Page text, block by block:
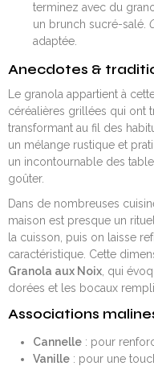
terminez avec du
un brunch sucré-salé.
adaptée.
Anecdotes &
Le granola appartient à
céréalières grillées qui ont
transformant au fil des
un mélange rustique et
un incontournable des
goûter.
Dans de nombreuses
maison est presque un
la cuisson, puis on laisse
caractéristique. Cette
Granola aux Noix , qui
dorées et les bocaux
Associations
Cannelle: pour
Vanille: pour une